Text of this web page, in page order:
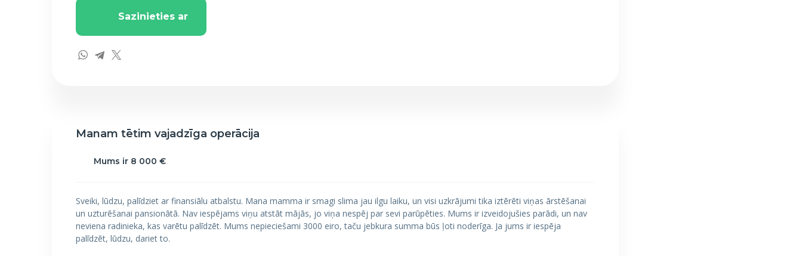
Sazinieties ar
Manam tētim vajadzīga operācija
Mums ir 8 000 €
Sveiki, lūdzu, palīdziet ar finansiālu atbalstu. Mana mamma ir smagi slima jau ilgu laiku, un visi uzkrājumi tika iztērēti viņas ārstēšanai
un uzturēšanai pansionātā. Nav iespējams viņu atstāt mājās, jo viņa nespēj par sevi parūpēties. Mums ir izveidojušies parādi, un nav
neviena radinieka, kas varētu palīdzēt. Mums nepieciešami 3000 eiro, taču jebkura summa būs ļoti noderīga. Ja jums ir iespēja
palīdzēt, lūdzu, dariet to.